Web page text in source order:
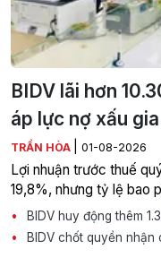
BIDV lãi hơn
áp lực nợ xấu
TRẦN HÒA 01-08-2026
Lợi nhuận trước thuế
19,8%, nhưng tỷ lệ bao
BIDV huy động thêm
BIDV chốt quyền